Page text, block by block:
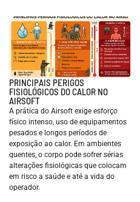
PRINCIPAIS PERIGOS
FISIOLÓGICOS DO CALOR NO
AIRSOFT
A prática do Airsoft exige esforço
físico intenso, uso de equipamentos
pesados e longos períodos de
exposição ao calor. Em ambientes
quentes, o corpo pode sofrer sérias
alterações fisiológicas que colocam
em risco a saúde e até a vida do
operador.